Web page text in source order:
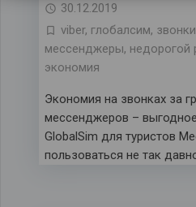
30.12.2019
viber, глобалсим,
мессенджеры, недорогой
экономия
Экономия на звонках за
мессенджеров –
GlobalSim для туристов
пользоваться не так